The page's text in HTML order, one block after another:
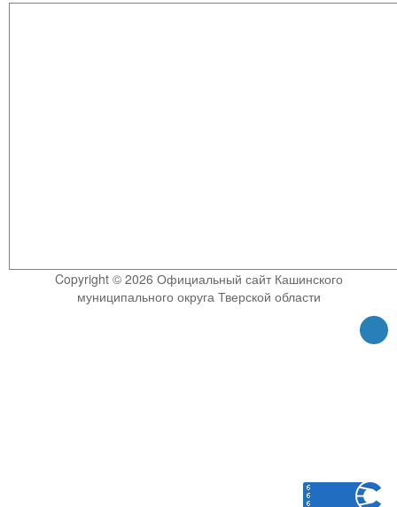
Copyright © 2026 Официальный сайт Кашинского
муниципального округа Тверской области